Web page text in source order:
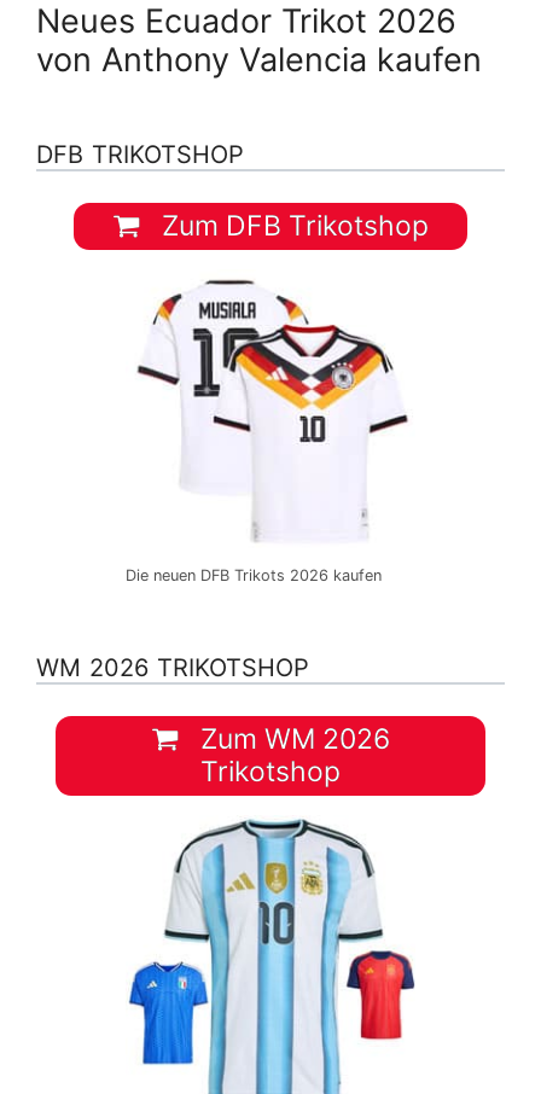
Neues Ecuador Trikot 2026
von Anthony Valencia kaufen
DFB TRIKOTSHOP
Zum DFB Trikotshop
Die neuen DFB Trikots 2026 kaufen
WM 2026 TRIKOTSHOP
Zum WM 2026
Trikotshop